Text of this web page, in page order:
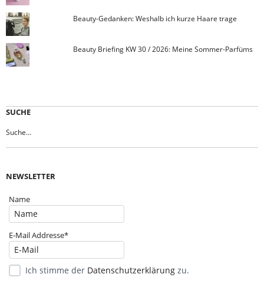
Beauty-Gedanken: Weshalb ich kurze Haare trage
Beauty Briefing KW 30 / 2026: Meine Sommer-Parfüms
SUCHE
NEWSLETTER
Name
E-Mail Addresse*
Ich stimme der Datenschutzerklärung zu.